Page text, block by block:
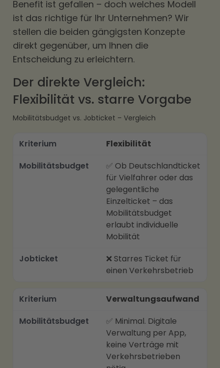
Benefit ist gefallen – doch welches Modell
ist das richtige für Ihr Unternehmen? Wir
stellen die beiden gängigsten Konzepte
direkt gegenüber, um Ihnen die
Entscheidung zu erleichtern.
Der direkte Vergleich:
Flexibilität vs. starre Vorgabe
Mobilitätsbudget vs. Jobticket – Vergleich
Kriterium
Mobilitätsbudget
Flexibilität
✅ Ob Deutschlandticket
für Vielfahrer oder das
gelegentliche
Einzelticket – das
Mobilitätsbudget
erlaubt individuelle
Mobilität
❌ Starres Ticket für
einen Verkehrsbetrieb
Verwaltungsaufwand
✅ Minimal. Digitale
Verwaltung per App,
keine Verträge mit
Verkehrsbetrieben